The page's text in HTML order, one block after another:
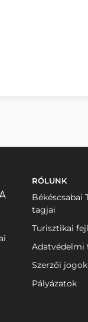
RÓLUNK
Békéscsabai
tagjai
Turisztikai
Adatvédelmi
Szerzői jogok
Pályázatok